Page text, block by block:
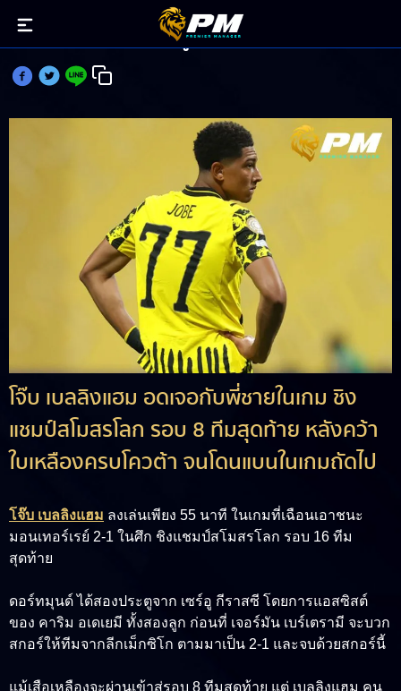
โจ๊บ เบลลิงแฮม อดดวล จู๊ด หลังโดนเหลืองครบโควต้า
โจ๊บ เบลลิงแฮม อดเจอกับพี่ชายในเกม ชิง
แชมป์สโมสรโลก รอบ 8 ทีมสุดท้าย หลังคว้า
ใบเหลืองครบโควต้า จนโดนแบนในเกมถัดไป
โจ๊บ เบลลิงแฮม ลงเล่นเพียง 55 นาที ในเกมที่เฉือนเอาชนะ
มอนเทอร์เรย์ 2-1 ในศึก ชิงแชมป์สโมสรโลก รอบ 16 ทีม
สุดท้าย
ดอร์ทมุนด์ ได้สองประตูจาก เซร์อู กีราสซี โดยการแอสซิสต์
ของ คาริม อเดเยมี ทั้งสองลูก ก่อนที่ เจอร์มัน เบร์เตรามี จะบวก
สกอร์ให้ทีมจากลีกเม็กซิโก ตามมาเป็น 2-1 และจบด้วยสกอร์นี้
แม้เสือเหลืองจะผ่านเข้าสู่รอบ 8 ทีมสุดท้าย แต่ เบลลิงแฮม คน